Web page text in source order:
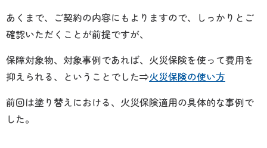
あくまで、ご契約の内容にもよりますので、しっかりとご
確認いただくことが前提ですが、
保障対象物、対象事例であれば、火災保険を使って費用を
抑えられる、ということでした⇒火災保険の使い方
前回は塗り替えにおける、火災保険適用の具体的な事例で
した。